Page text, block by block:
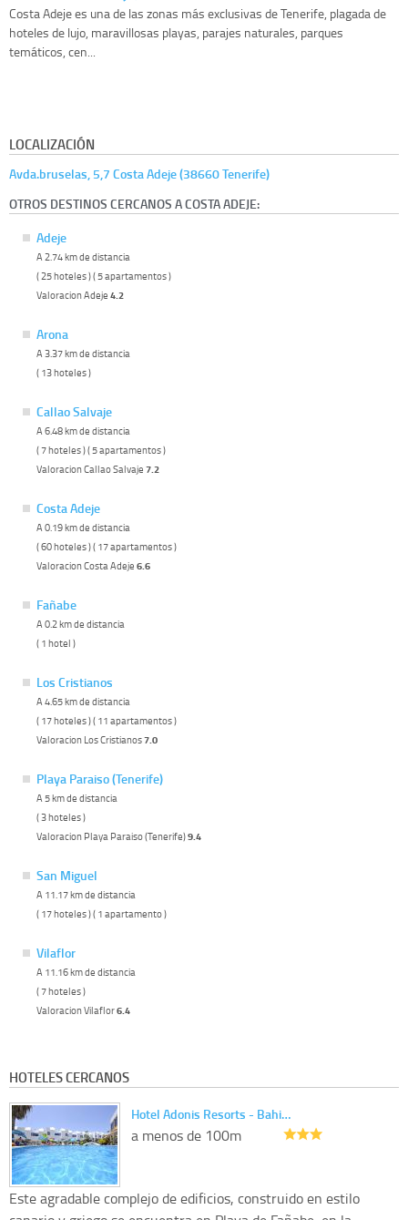
Costa Adeje es una de las zonas más exclusivas de Tenerife, plagada de
hoteles de lujo, maravillosas playas, parajes naturales, parques
temáticos, cen...
LOCALIZACIÓN
Avda.bruselas, 5,7 Costa Adeje (38660 Tenerife)
OTROS DESTINOS CERCANOS A COSTA ADEJE:
Adeje
A 2.74 km de distancia
( 25 hoteles ) ( 5 apartamentos )
Valoracion Adeje 4.2
Arona
A 3.37 km de distancia
( 13 hoteles )
Callao Salvaje
A 6.48 km de distancia
( 7 hoteles ) ( 5 apartamentos )
Valoracion Callao Salvaje 7.2
Costa Adeje
A 0.19 km de distancia
( 60 hoteles ) ( 17 apartamentos )
Valoracion Costa Adeje 6.6
Fañabe
A 0.2 km de distancia
( 1 hotel )
Los Cristianos
A 4.65 km de distancia
( 17 hoteles ) ( 11 apartamentos )
Valoracion Los Cristianos7.0
Playa Paraiso (Tenerife)
A 5 km de distancia
( 3 hoteles )
Valoracion Playa Paraiso (Tenerife)9.4
San Miguel
A 11.17 km de distancia
( 17 hoteles ) ( 1 apartamento )
Vilaflor
A 11.16 km de distancia
( 7 hoteles )
Valoracion Vilaflor6.4
HOTELES CERCANOS
Hotel Adonis Resorts - Bahi…
a menos de 100m
Este agradable complejo de edificios, construido en estilo